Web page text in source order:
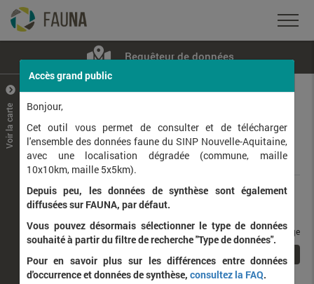
Requêteur de données
+
–
Voir la carte
Données
Rang taxonomique :
Affichage de1à 1sur1
taxons / page
Accès grand public
Bonjour,
Cet outil vous permet de consulter et de télécharger
l'ensemble des données faune du SINP Nouvelle-Aquitaine,
avec une localisation dégradée (commune, maille
10x10km, maille 5x5km).
Depuis peu, les données de synthèse sont également
diffusées sur FAUNA, par défaut.
Vous pouvez désormais sélectionner le type de données
souhaité à partir du filtre de recherche "Type de données".
Pour en savoir plus sur les différences entre données
d'occurrence et données de synthèse, consultez la FAQ.